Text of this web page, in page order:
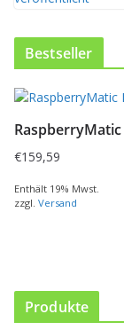
Bestseller
€159,59
Enthält 19% Mwst.
zzgl. Versand
s
Produkte